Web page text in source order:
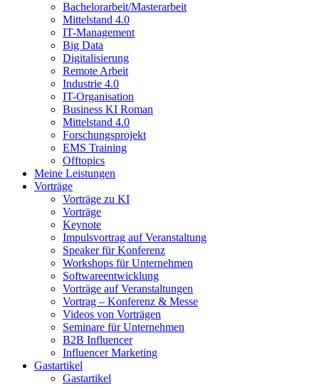
Bachelorarbeit/Masterarbeit
Mittelstand 4.0
IT-Management
Big Data
Digitalisierung
Remote Arbeit
Industrie 4.0
IT-Organisation
Business KI Roman
Mittelstand 4.0
Forschungsprojekt
EMS Training
Offtopics
Meine Leistungen
Vorträge
Vorträge zu KI
Vorträge
Keynote
Impulsvortrag auf Veranstaltung
Speaker für Konferenz
Workshops für Unternehmen
Softwareentwicklung
Vorträge auf Veranstaltungen
Vortrag – Konferenz & Messe
Videos von Vorträgen
Seminare für Unternehmen
B2B Influencer
Influencer Marketing
Gastartikel
Gastartikel